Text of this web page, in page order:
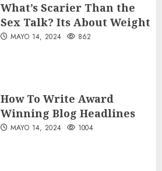
What’s Scarier Than the
Sex Talk? Its About Weight
MAYO 14, 2024 862
How To Write Award
Winning Blog Headlines
MAYO 14, 2024 1004